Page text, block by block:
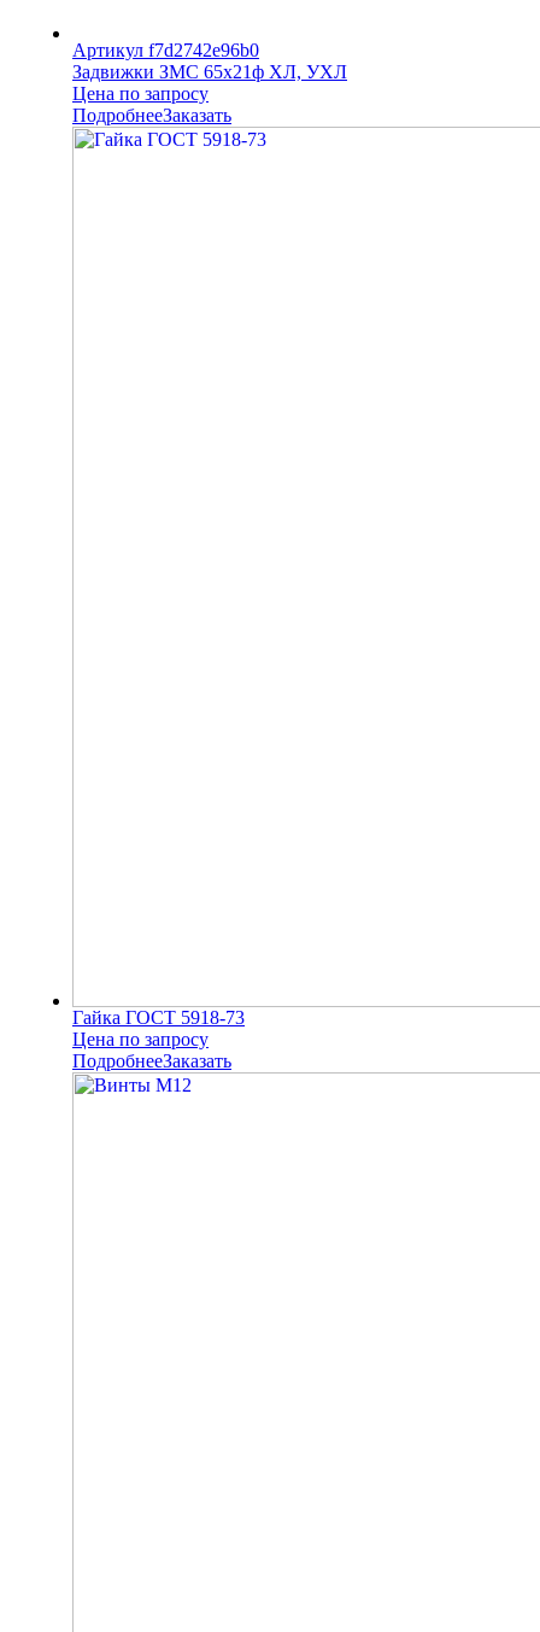
Артикул f7d2742e96b0
Задвижки ЗМС 65х21ф ХЛ, УХЛ
Цена по запросу
ПодробнееЗаказать
Гайка ГОСТ 5918-73
Цена по запросу
ПодробнееЗаказать